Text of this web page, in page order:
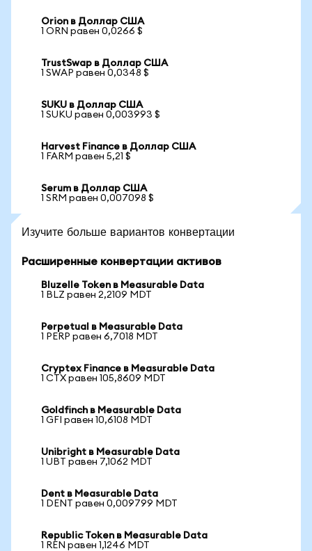
Orion в Доллар США
1 ORN равен 0,0266 $
TrustSwap в Доллар США
1 SWAP равен 0,0348 $
SUKU в Доллар США
1 SUKU равен 0,003993 $
Harvest Finance в Доллар США
1 FARM равен 5,21 $
Serum в Доллар США
1 SRM равен 0,007098 $
Изучите больше вариантов конвертации
Расширенные конвертации активов
Bluzelle Token в Measurable Data
1 BLZ равен 2,2109 MDT
Perpetual в Measurable Data
1 PERP равен 6,7018 MDT
Cryptex Finance в Measurable Data
1 CTX равен 105,8609 MDT
Goldfinch в Measurable Data
1 GFI равен 10,6108 MDT
Unibright в Measurable Data
1 UBT равен 7,1062 MDT
Dent в Measurable Data
1 DENT равен 0,009799 MDT
Republic Token в Measurable Data
1 REN равен 1,1246 MDT